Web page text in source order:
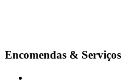
Encomendas & Serviços